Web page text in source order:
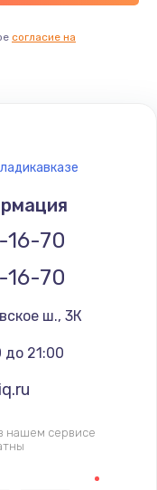
согласие на
16-70
16-70
ш., 3К
21:00
нашем сервисе